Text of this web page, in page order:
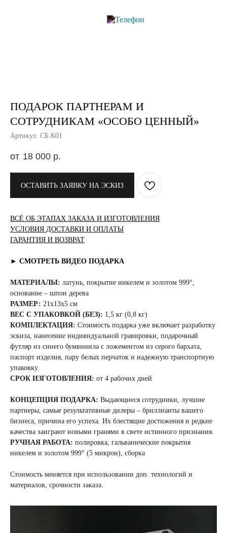
ПОДАРОК ПАРТНЕРАМ И
СОТРУДНИКАМ «ОСОБО ЦЕННЫЙ»
Артикул: СБ.К01
18 000 р.
ОСТАВИТЬ ЗАЯВКУ НА ЭСКИЗ
ВСЁ ОБ ЭТАПАХ ЗАКАЗА И ИЗГОТОВЛЕНИЯ
УСЛОВИЯ ДОСТАВКИ И ОПЛАТЫ
ГАРАНТИЯ И ВОЗВРАТ
► СМОТРЕТЬ ВИДЕО ПОДАРКА
МАТЕРИАЛЫ: латунь, покрытие никелем и золотом 999°,
основание – шпон дерева
РАЗМЕР: 21x13x5 см
ВЕС С УПАКОВКОЙ (БЕЗ): 1,5 кг (0,8 кг)
КОМПЛЕКТАЦИЯ: Стоимость подарка уже включает разработку
эскиза, нанесение индивидуальной гравировки, подарочный
футляр из синего бумвинила с ложементом из серого бархата,
паспорт изделия, пару белых перчаток и надежную транспортную
упаковку.
СРОК ИЗГОТОВЛЕНИЯ: от 4 рабочих дней
КОНЦЕПЦИЯ ПОДАРКА: Выдающиеся сотрудники, лучшие
партнеры, самые результативные дилеры – бриллианты вашего
бизнеса, причина его успеха. Их блестящие достижения и редкие
качества заиграют новыми гранями в свете истинного признания.
РУЧНАЯ РАБОТА: полировка, гальванические покрытия
никелем и золотом 999° (5 микрон), сборка
Стоимость меняется при использовании доп. технологий и
материалов, срочности заказа.